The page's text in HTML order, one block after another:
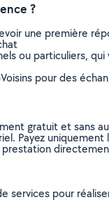
?
une première
ou particuliers,
pour des
gratuit et sans
Payez
services pour